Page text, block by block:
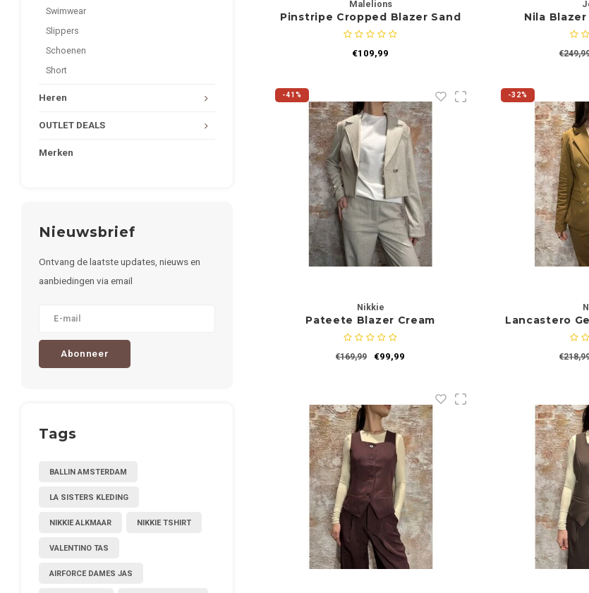
Swimwear
Slippers
Schoenen
Short
Heren
OUTLET DEALS
Merken
Nieuwsbrief
Ontvang de laatste updates, nieuws en
aanbiedingen via email
Abonneer
Tags
BALLIN AMSTERDAM
LA SISTERS KLEDING
NIKKIE ALKMAAR NIKKIE TSHIRT
VALENTINO TAS
AIRFORCE DAMES JAS
Malelions
Pinstripe Cropped Blazer Sand
€109,99
Nila
-41%
Nikkie
Pateete Blazer Cream
€169,99 €99,99
-32%
Lancastero